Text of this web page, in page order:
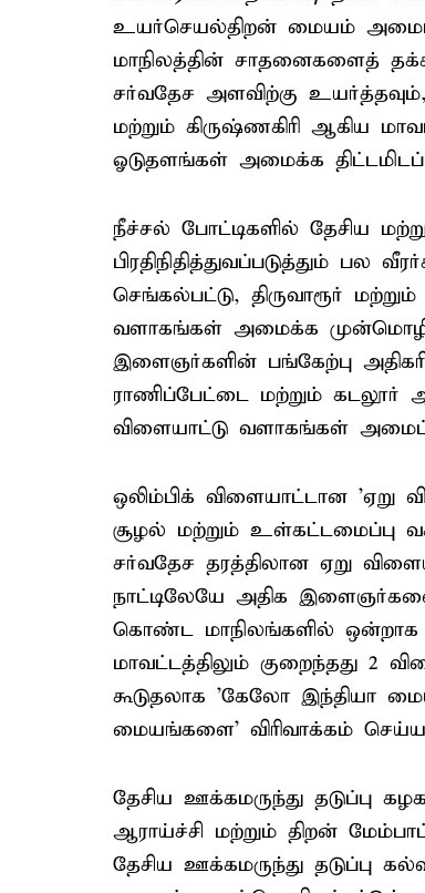
உயர்செயல்திறன் மையம்
மாநிலத்தின் சாதனைகளைத்
சர்வதேச அளவிற்கு உயர்த்தவும்,
மற்றும் கிருஷ்ணகிரி ஆகிய
ஓடுதளங்கள் அமைக்க
நீச்சல் போட்டிகளில் தேசிய
பிரதிநிதித்துவப்படுத்தும் பல
செங்கல்பட்டு, திருவாரூர்
வளாகங்கள் அமைக்க
இளைஞர்களின் பங்கேற்பு
ராணிப்பேட்டை மற்றும்
விளையாட்டு வளாகங்கள்
ஒலிம்பிக் விளையாட்டான 'ஏறு
சூழல் மற்றும்
சர்வதேச தரத்திலான ஏறு
நாட்டிலேயே அதிக
கொண்ட மாநிலங்களில் ஒன்றாக
மாவட்டத்திலும் குறைந்தது 2
கூடுதலாக 'கேலோ இந்தியா
மையங்களை' விரிவாக்கம்
தேசிய ஊக்கமருந்து தடுப்பு
ஆராய்ச்சி மற்றும் திறன்
தேசிய ஊக்கமருந்து தடுப்பு